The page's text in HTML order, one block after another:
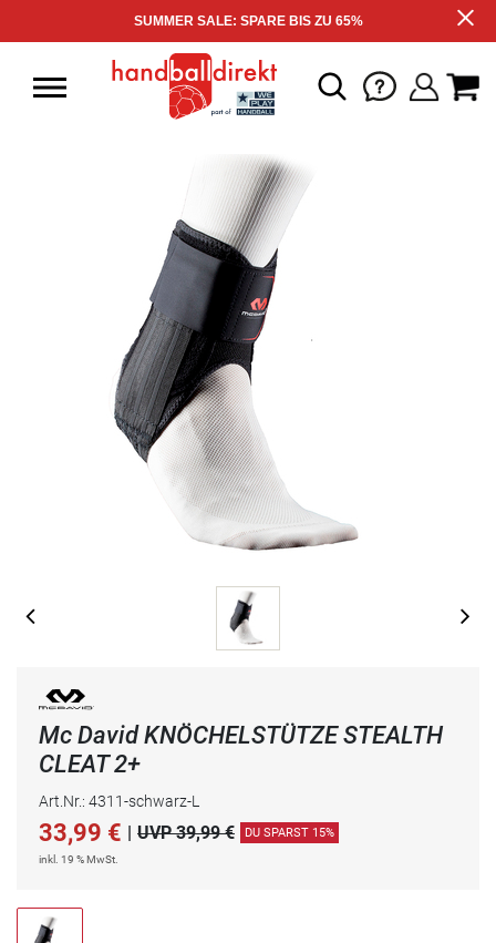
SUMMER SALE: SPARE BIS ZU 65%
Mc David KNÖCHELSTÜTZE STEALTH
CLEAT 2+
Art.Nr.: 4311-schwarz-L
33,99 € | UVP 39,99 € DU SPARST 15%
inkl. 19 % MwSt.